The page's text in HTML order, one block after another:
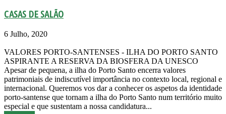
CASAS DE SALÃO
6 Julho, 2020
VALORES PORTO-SANTENSES - ILHA DO PORTO SANTO
ASPIRANTE A RESERVA DA BIOSFERA DA UNESCO
Apesar de pequena, a ilha do Porto Santo encerra valores
patrimoniais de indiscutível importância no contexto local, regional e
internacional. Queremos vos dar a conhecer os aspetos da identidade
porto-santense que tornam a ilha do Porto Santo num território muito
especial e que sustentam a nossa candidatura...